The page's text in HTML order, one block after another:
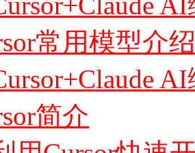
常用模型介绍
简介